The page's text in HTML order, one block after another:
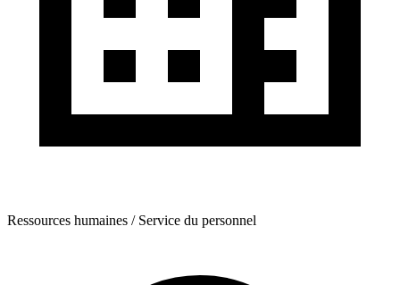
Ressources humaines / Service du personnel